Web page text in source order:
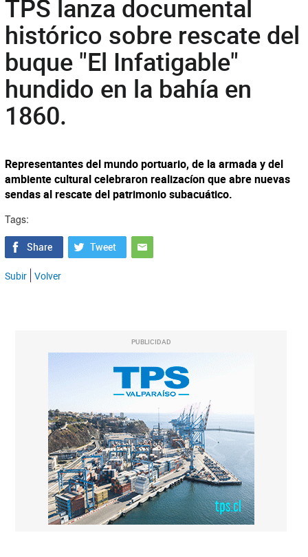
TPS lanza documental
histórico sobre rescate del
buque "El Infatigable"
hundido en la bahía en
1860.
Representantes del mundo portuario, de la armada y del
ambiente cultural celebraron realizacíon que abre nuevas
sendas al rescate del patrimonio subacuático.
Tags:
Subir Volver
PUBLICIDAD